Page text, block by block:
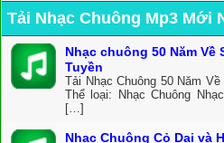
Tải Nhạc Chuông Mp3 Mới
Nhạc chuông 50 Năm Về
Tuyền
Tải Nhạc Chuông 50 Năm
Thể loại: Nhạc Chuông
[…]
Nhạc Chuông Cỏ Dại và